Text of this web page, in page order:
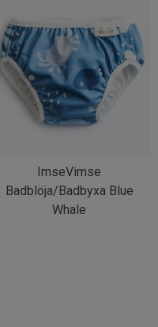
ImseVimse
Badblöja/Badbyxa Blue
Whale